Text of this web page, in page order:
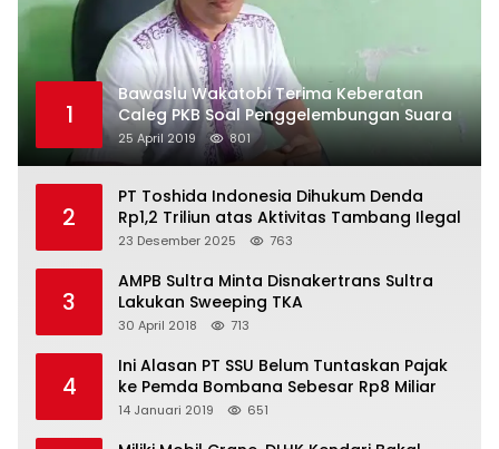
1
Bawaslu Wakatobi Terima Keberatan
Caleg PKB Soal Penggelembungan Suara
25 April 2019 801
2
PT Toshida Indonesia Dihukum Denda
Rp1,2 Triliun atas Aktivitas Tambang Ilegal
23 Desember 2025 763
3
AMPB Sultra Minta Disnakertrans Sultra
Lakukan Sweeping TKA
30 April 2018 713
4
Ini Alasan PT SSU Belum Tuntaskan Pajak
ke Pemda Bombana Sebesar Rp8 Miliar
14 Januari 2019 651